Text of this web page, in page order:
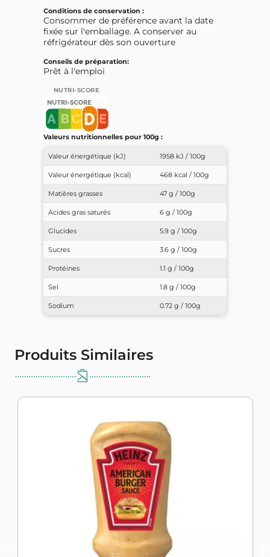
Conditions de conservation :
Consommer de préférence avant la date
fixée sur l'emballage. A conserver au
réfrigérateur dès son ouverture
Conseils de préparation:
Prêt à l'emploi
NUTRI-SCORE
Valeurs nutritionnelles pour 100g :
Valeur énergétique (kJ) 1958 kJ / 100g
Valeur énergétique (kcal) 468 kcal / 100g
Matières grasses 47 g / 100g
Acides gras saturés 6 g / 100g
Glucides 5.9 g / 100g
Sucres 3.6 g / 100g
Protéines 1.1 g / 100g
Sel 1.8 g / 100g
Sodium 0.72 g / 100g
Produits Similaires